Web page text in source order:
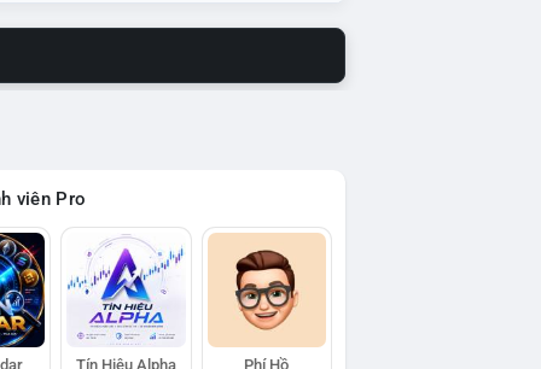
viên Pro
Tín Hiệu Alpha Phí Hồ